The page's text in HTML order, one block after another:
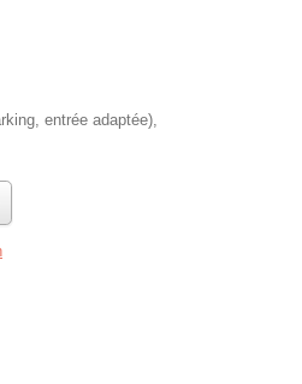
entrée adaptée),